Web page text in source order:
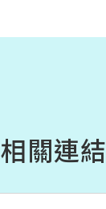
相關連結